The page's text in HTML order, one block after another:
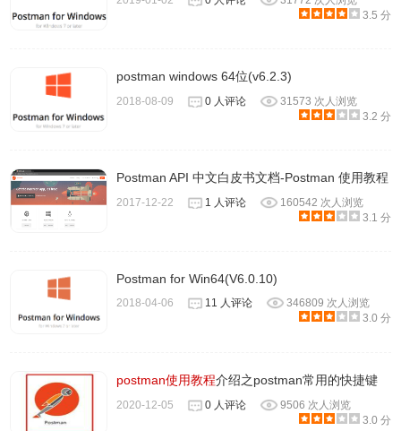
form-data和x-www-form-urlencoded有什么区
别呢？
键值对。
x-www-form-urlencoded：只能上传键值对，不能用于文件
不同的接口参数不同，请求方式也可能不同。学习的是如何
请求的方法，方法学会了，剩下的就是多次灵活运用了。俗
3.5 分
postman windows 64位(v6.2.3)
2018-08-09 0 人评论
31573 次人浏览
3.2 分
Postman API 中文白皮书文档-Postman 使用教程
2017-12-22 1 人评论
160542 次人浏览
3.1 分
Postman for Win64(V6.0.10)
2018-04-06 11 人评论
346809 次人浏览
3.0 分
postman使用教程介绍之postman常用的快捷键
2020-12-05 0 人评论
9506 次人浏览
3.0 分